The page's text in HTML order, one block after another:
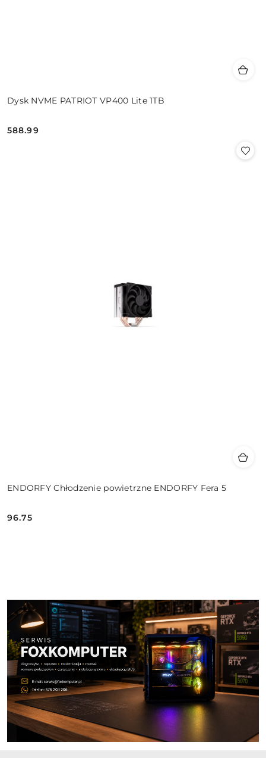
Dysk NVME PATRIOT VP400 Lite 1TB
Cena:
588.99
ENDORFY Chłodzenie powietrzne ENDORFY Fera 5
Cena:
96.75